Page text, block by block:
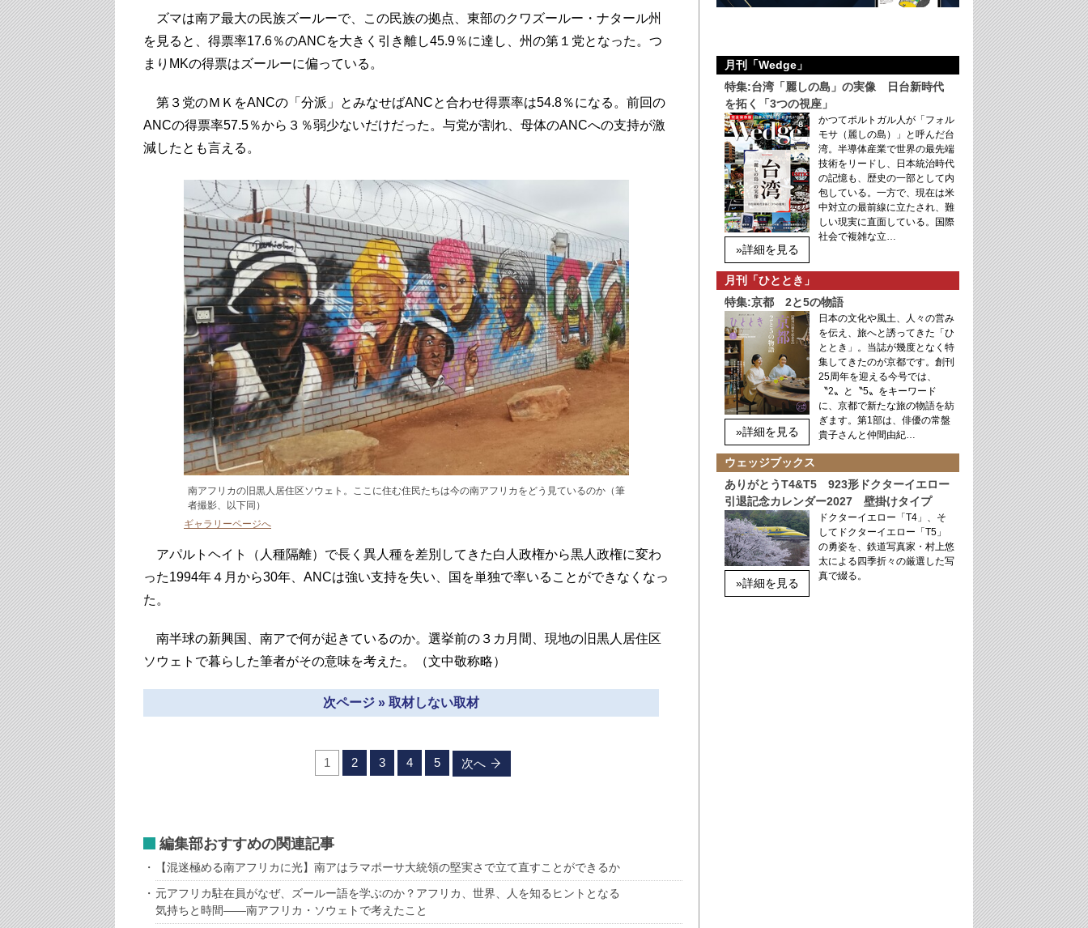
ズマは南ア最大の民族ズールーで、この民族の拠点、東部のクワズールー・ナタール州
を見ると、得票率17.6％のANCを大きく引き離し45.9％に達し、州の第１党となった。つ
まりMKの得票はズールーに偏っている。
第３党のＭＫをANCの「分派」とみなせばANCと合わせ得票率は54.8％になる。前回の
ANCの得票率57.5％から３％弱少ないだけだった。与党が割れ、母体のANCへの支持が激
減したとも言える。
南アフリカの旧黒人居住区ソウェト。ここに住む住民たちは今の南アフリカをどう見ているのか（筆
者撮影、以下同）
ギャラリーページへ
アパルトヘイト（人種隔離）で長く異人種を差別してきた白人政権から黒人政権に変わ
った1994年４月から30年、ANCは強い支持を失い、国を単独で率いることができなくなっ
た。
南半球の新興国、南アで何が起きているのか。選挙前の３カ月間、現地の旧黒人居住区
ソウェトで暮らした筆者がその意味を考えた。（文中敬称略）
次ページ » 取材しない取材
1 2 3 4 5 次へ
編集部おすすめの関連記事
【混迷極める南アフリカに光】南アはラマポーサ大統領の堅実さで立て直すことができるか
元アフリカ駐在員がなぜ、ズールー語を学ぶのか？アフリカ、世界、人を知るヒントとなる
気持ちと時間――南アフリカ・ソウェトで考えたこと
月刊「Wedge」
特集:台湾「麗しの島」の実像 日台新時代
を拓く「3つの視座」
»詳細を見る
かつてポルトガル人が「フォル
モサ（麗しの島）」と呼んだ台
湾。半導体産業で世界の最先端
技術をリードし、日本統治時代
の記憶も、歴史の一部として内
包している。一方で、現在は米
中対立の最前線に立たされ、難
しい現実に直面している。国際
社会で複雑な立…
月刊「ひととき」
特集:京都 2と5の物語
»詳細を見る
日本の文化や風土、人々の営み
を伝え、旅へと誘ってきた「ひ
ととき」。当誌が幾度となく特
集してきたのが京都です。創刊
25周年を迎える今号では、
〝2〟と〝5〟をキーワード
に、京都で新たな旅の物語を紡
ぎます。第1部は、俳優の常盤
貴子さんと仲間由紀…
ウェッジブックス
ありがとうT4&T5 923形ドクターイエロー
引退記念カレンダー2027 壁掛けタイプ
»詳細を見る
ドクターイエロー「T4」、そ
してドクターイエロー「T5」
の勇姿を、鉄道写真家・村上悠
太による四季折々の厳選した写
真で綴る。